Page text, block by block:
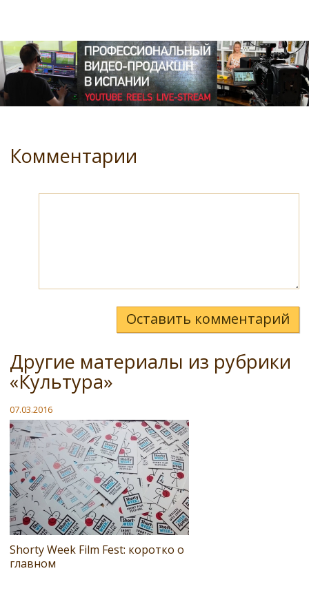
Комментарии
Оставить комментарий
Другие материалы из рубрики
«Культура»
07.03.2016
Shorty Week Film Fest: коротко о
главном